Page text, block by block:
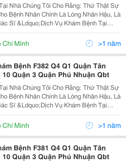
Nhà Chúng Tôi Cho Rằng: Thứ Thật Sự
Bệnh Nhân Chính Là Lòng Nhân Hậu, Là
Sĩ &Ldquo;Dịch Vụ Khám Bệnh Tại
Đáp Ứng Nhu Cầu Của Khách Hàng
Bệnh Viện Do Sức Khỏe, Tuổi Tác,
Chí Minh >1 năm
Bệnh F382 Q4 Q1 Quận Tân
Quận 3 Quận Phú Nhuận Qbt
Nhà Chúng Tôi Cho Rằng: Thứ Thật Sự
Bệnh Nhân Chính Là Lòng Nhân Hậu, Là
Sĩ &Ldquo;Dịch Vụ Khám Bệnh Tại
Đáp Ứng Nhu Cầu Của Khách Hàng
Bệnh Viện Do Sức Khỏe, Tuổi Tác,
Chí Minh >1 năm
Bệnh F381 Q4 Q1 Quận Tân
Quận 3 Quận Phú Nhuận Qbt